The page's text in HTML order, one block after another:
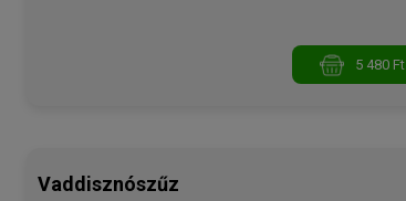
5 480 Ft
Vaddisznószűz